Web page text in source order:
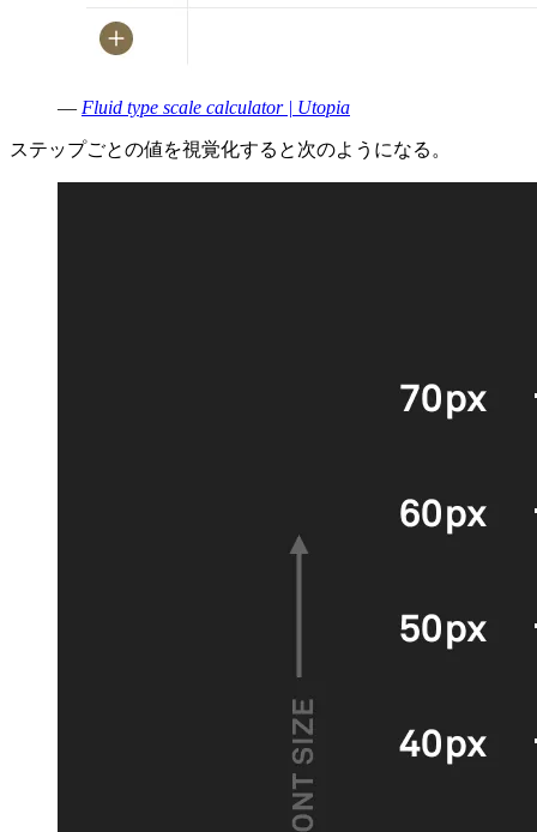
— Fluid type scale calculator | Utopia
ステップごとの値を視覚化すると次のようになる。